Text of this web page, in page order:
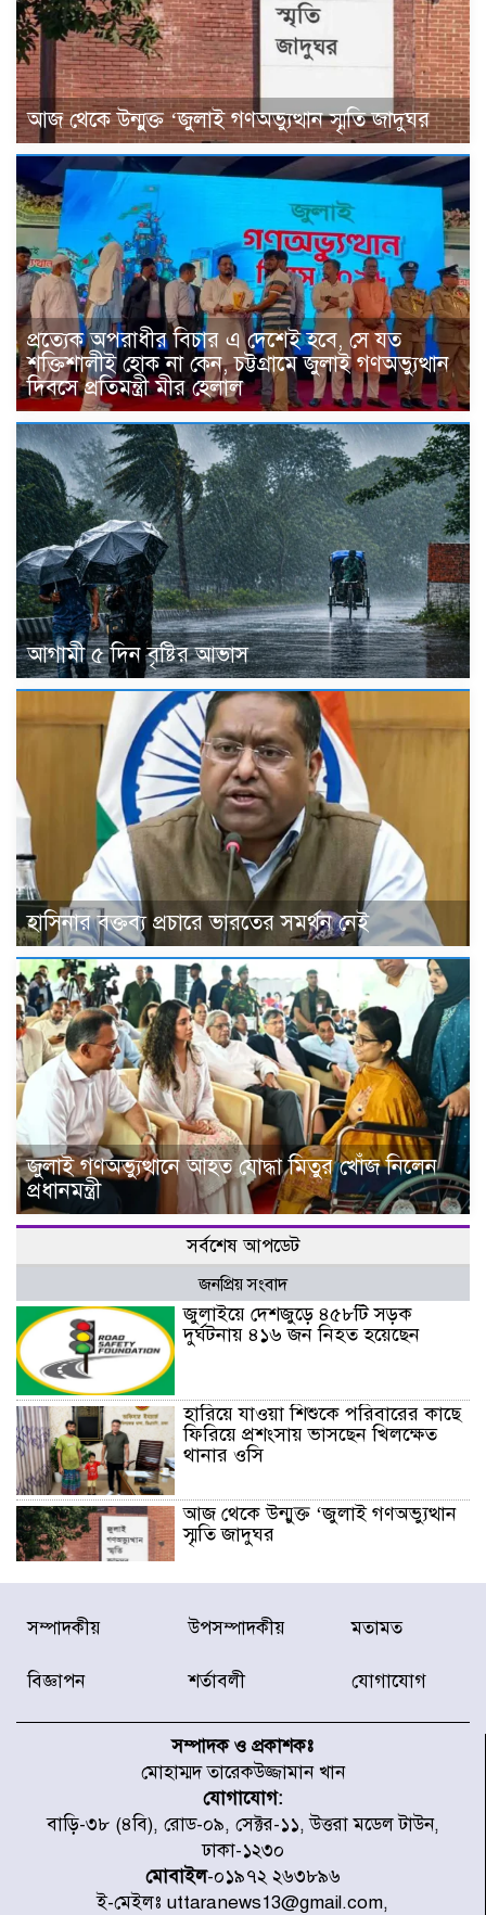
আজ থেকে উন্মুক্ত ‘জুলাই গণঅভ্যুত্থান স্মৃতি জাদুঘর
প্রত্যেক অপরাধীর বিচার এ দেশেই হবে, সে যত
শক্তিশালীই হোক না কেন, চট্টগ্রামে জুলাই গণঅভ্যুত্থান
দিবসে প্রতিমন্ত্রী মীর হেলাল
আগামী ৫ দিন বৃষ্টির আভাস
হাসিনার বক্তব্য প্রচারে ভারতের সমর্থন নেই
জুলাই গণঅভ্যুত্থানে আহত যোদ্ধা মিতুর খোঁজ নিলেন
প্রধানমন্ত্রী
সর্বশেষ আপডেট
জনপ্রিয় সংবাদ
জুলাইয়ে দেশজুড়ে ৪৫৮টি সড়ক
দুর্ঘটনায় ৪১৬ জন নিহত হয়েছেন
হারিয়ে যাওয়া শিশুকে পরিবারের কাছে
ফিরিয়ে প্রশংসায় ভাসছেন খিলক্ষেত
থানার ওসি
আজ থেকে উন্মুক্ত ‘জুলাই গণঅভ্যুত্থান
স্মৃতি জাদুঘর
রাজধানীর উত্তরা আঞ্চলিক পাসপোর্ট
অফিসের সামনে দালাল চক্রের ১৩ জন
করেছে র‌্যাব-১
চূড়ান্ত পর্যায়ে : ইরান
প্রত্যেক অপরাধীর বিচার এ দেশেই
হবে, সে যত শক্তিশালীই হোক না কেন,
চট্টগ্রামে জুলাই গণঅভ্যুত্থান দিবসে
প্রতিমন্ত্রী মীর হেলাল
সম্পাদকীয় উপসম্পাদকীয় মতামত
বিজ্ঞাপন শর্তাবলী যোগাযোগ
সম্পাদক ও প্রকাশকঃ
মোহাম্মদ তারেকউজ্জামান খান
যোগাযোগ:
বাড়ি-৩৮ (৪বি), রোড-০৯, সেক্টর-১১, উত্তরা মডেল টাউন,
ঢাকা-১২৩০
মোবাইল-০১৯৭২ ২৬৩৮৯৬
ই-মেইলঃ uttaranews13@gmail.com,